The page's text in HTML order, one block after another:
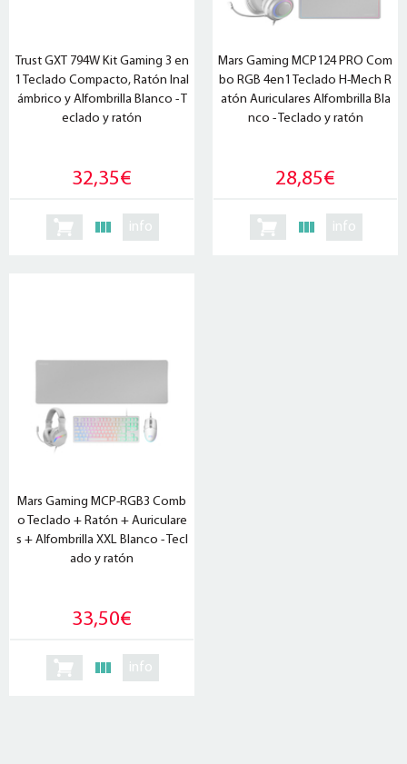
Trust GXT 794W Kit Gaming 3 en
1 Teclado Compacto, Ratón Inal
ámbrico y Alfombrilla Blanco - T
eclado y ratón
32,35€
info
Mars Gaming MCP124 PRO Com
bo RGB 4en1 Teclado H-Mech R
atón Auriculares Alfombrilla Bla
nco - Teclado y ratón
28,85€
info
Mars Gaming MCP-RGB3 Comb
o Teclado + Ratón + Auriculare
s + Alfombrilla XXL Blanco - Tecl
ado y ratón
33,50€
info